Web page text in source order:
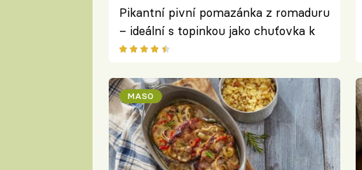
Pikantní pivní pomazánka z romaduru
– ideální s topinkou jako chuťovka k
pivu
MASO